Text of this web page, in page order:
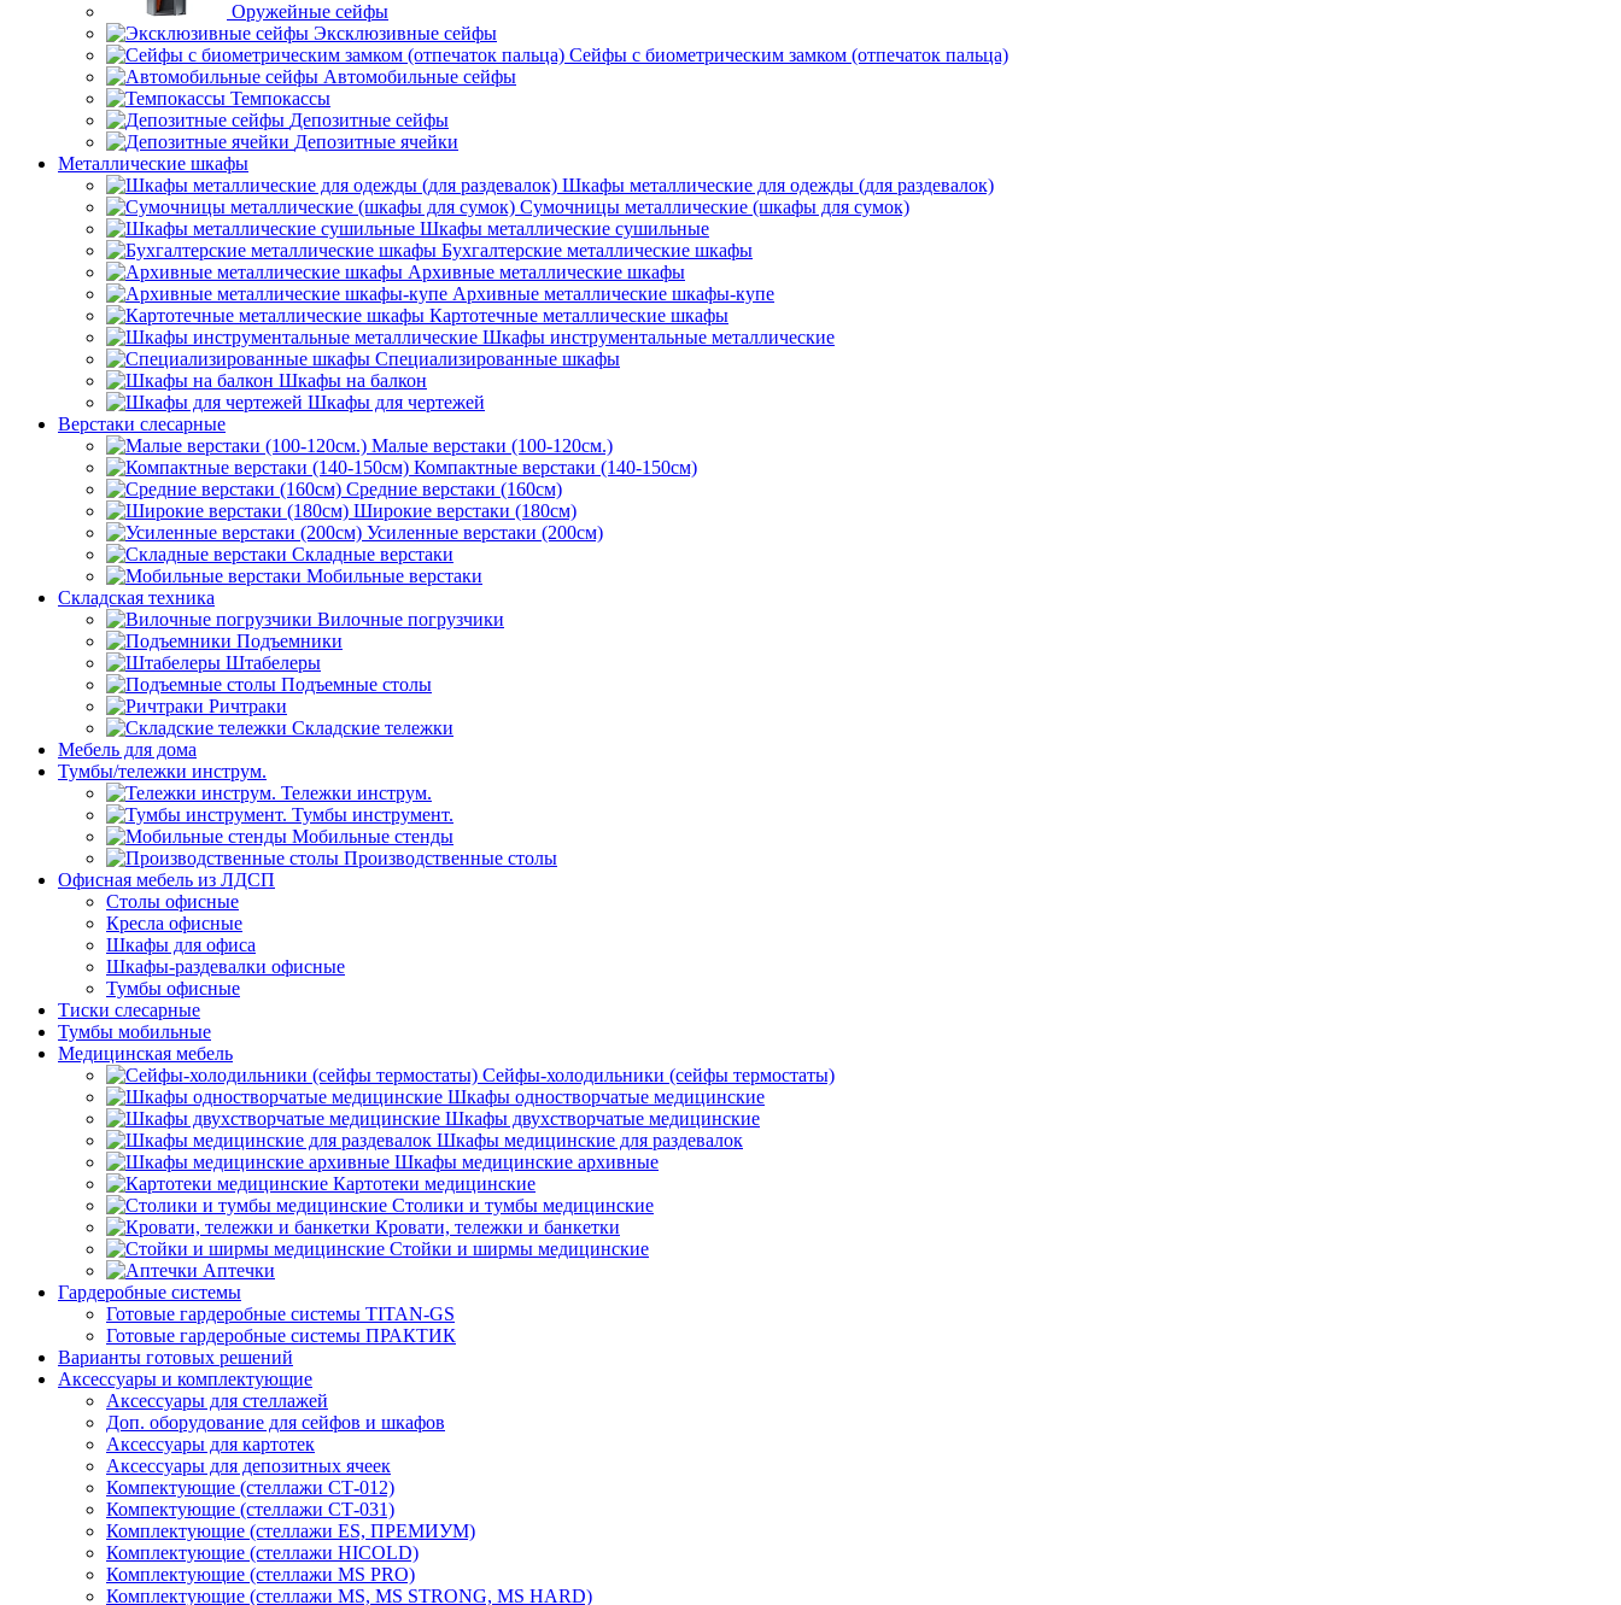
Оружейные сейфы
Эксклюзивные сейфы
Сейфы с биометрическим замком (отпечаток пальца)
Автомобильные сейфы
Темпокассы
Депозитные сейфы
Депозитные ячейки
Металлические шкафы
Шкафы металлические для одежды (для раздевалок)
Сумочницы металлические (шкафы для сумок)
Шкафы металлические сушильные
Бухгалтерские металлические шкафы
Архивные металлические шкафы
Архивные металлические шкафы-купе
Картотечные металлические шкафы
Шкафы инструментальные металлические
Специализированные шкафы
Шкафы на балкон
Шкафы для чертежей
Верстаки слесарные
Малые верстаки (100-120см.)
Компактные верстаки (140-150см)
Средние верстаки (160см)
Широкие верстаки (180см)
Усиленные верстаки (200см)
Складные верстаки
Мобильные верстаки
Складская техника
Вилочные погрузчики
Подъемники
Штабелеры
Подъемные столы
Ричтраки
Складские тележки
Мебель для дома
Тумбы/тележки инструм.
Тележки инструм.
Тумбы инструмент.
Мобильные стенды
Производственные столы
Офисная мебель из ЛДСП
Столы офисные
Кресла офисные
Шкафы для офиса
Шкафы-раздевалки офисные
Тумбы офисные
Тиски слесарные
Тумбы мобильные
Медицинская мебель
Сейфы-холодильники (сейфы термостаты)
Шкафы одностворчатые медицинские
Шкафы двухстворчатые медицинские
Шкафы медицинские для раздевалок
Шкафы медицинские архивные
Картотеки медицинские
Столики и тумбы медицинские
Кровати, тележки и банкетки
Стойки и ширмы медицинские
Аптечки
Гардеробные системы
Готовые гардеробные системы TITAN-GS
Готовые гардеробные системы ПРАКТИК
Варианты готовых решений
Аксессуары и комплектующие
Аксессуары для стеллажей
Доп. оборудование для сейфов и шкафов
Аксессуары для картотек
Аксессуары для депозитных ячеек
Компектующие (стеллажи СТ-012)
Компектующие (стеллажи СТ-031)
Комплектующие (стеллажи ES, ПРЕМИУМ)
Комплектующие (стеллажи HICOLD)
Комплектующие (стеллажи MS PRO)
Комплектующие (стеллажи MS, MS STRONG, MS HARD)